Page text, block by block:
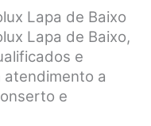
Lapa de Baixo
Lapa de Baixo,
e
atendimento a
e